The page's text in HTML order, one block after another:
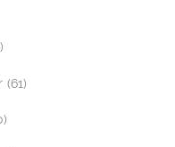
(61)